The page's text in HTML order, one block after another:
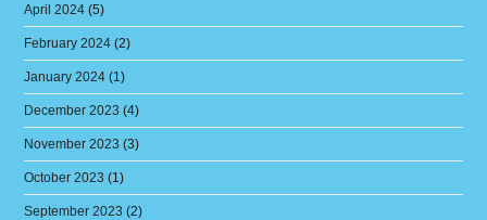
April 2024 (5)
February 2024 (2)
January 2024 (1)
December 2023 (4)
November 2023 (3)
October 2023 (1)
September 2023 (2)